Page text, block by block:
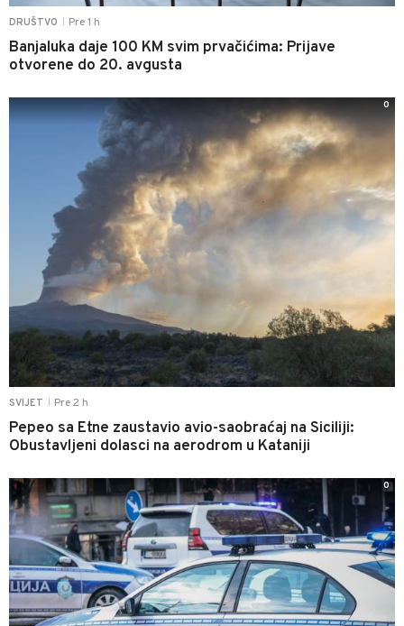
DRUŠTVO Pre 1 h
Banjaluka daje 100 KM svim prvačićima: Prijave
otvorene do 20. avgusta
SVIJET Pre 2 h
Pepeo sa Etne zaustavio avio-saobraćaj na Siciliji:
Obustavljeni dolasci na aerodrom u Kataniji
0
0